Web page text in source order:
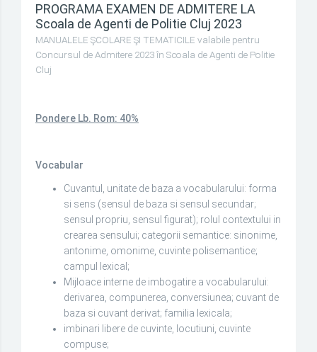
PROGRAMA EXAMEN DE ADMITERE LA
Scoala de Agenti de Politie Cluj 2023
MANUALELE ŞCOLARE ŞI TEMATICILE valabile pentru
Concursul de Admitere 2023 în Scoala de Agenti de Politie
Cluj
Pondere Lb. Rom: 40%
Vocabular
Cuvantul, unitate de baza a vocabularului: forma
si sens (sensul de baza si sensul secundar;
sensul propriu, sensul figurat); rolul contextului in
crearea sensului; categorii semantice: sinonime,
antonime, omonime, cuvinte polisemantice;
campul lexical;
Mijloace interne de imbogatire a vocabularului:
derivarea, compunerea, conversiunea; cuvant de
baza si cuvant derivat; familia lexicala;
imbinari libere de cuvinte, locutiuni, cuvinte
compuse;